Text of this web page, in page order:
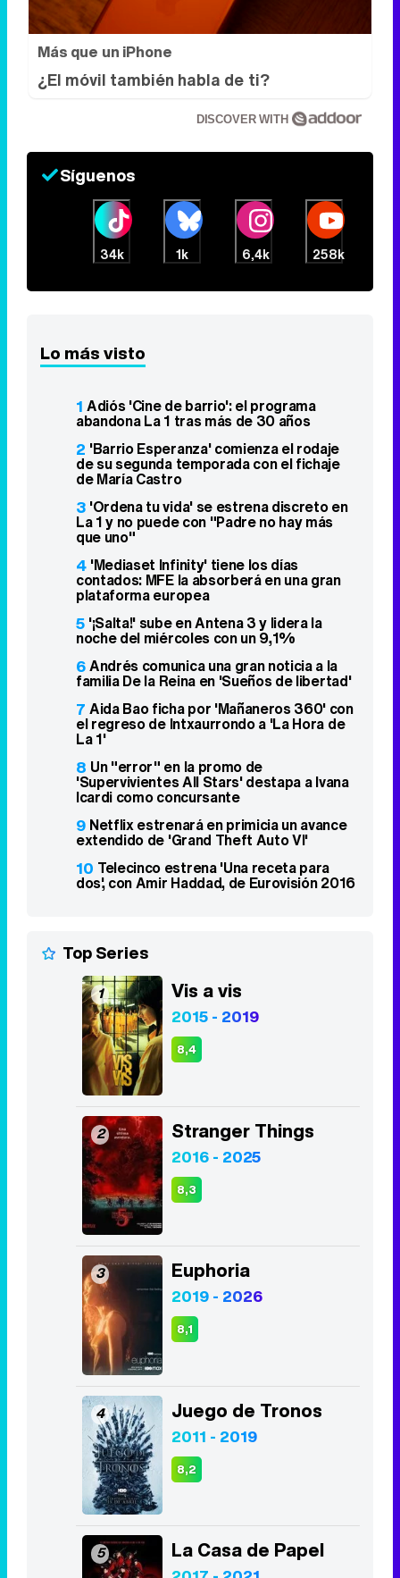
Más que un iPhone
¿El móvil también habla de ti?
DISCOVER WITH
Síguenos
34k 1k 6,4k 258k
Lo más visto
1 Adiós 'Cine de barrio': el programa
abandona La 1 tras más de 30 años
2 'Barrio Esperanza' comienza el rodaje
de su segunda temporada con el fichaje
de María Castro
3 'Ordena tu vida' se estrena discreto en
La 1 y no puede con "Padre no hay más
que uno"
4 'Mediaset Infinity' tiene los días
contados: MFE la absorberá en una gran
plataforma europea
5 '¡Salta!' sube en Antena 3 y lidera la
noche del miércoles con un 9,1%
6Andrés comunica una gran noticia a la
familia De la Reina en 'Sueños de libertad'
7 Aida Bao ficha por 'Mañaneros 360' con
el regreso de Intxaurrondo a 'La Hora de
La 1'
8 Un "error" en la promo de
'Supervivientes All Stars' destapa a Ivana
Icardi como concursante
9 Netflix estrenará en primicia un avance
extendido de 'Grand Theft Auto VI'
10 Telecinco estrena 'Una receta para
dos', con Amir Haddad, de Eurovisión 2016
Top Series
1 Vis a vis
2015 - 2019
8,4
2 Stranger Things
2016 - 2025
8,3
3 Euphoria
2019 - 2026
8,1
4 Juego de Tronos
2011 - 2019
8,2
5 La Casa de Papel